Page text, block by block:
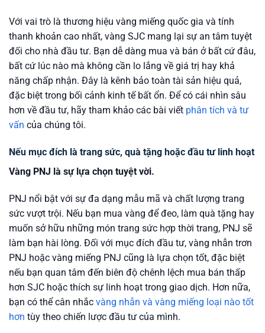
Với vai trò là thương hiệu vàng miếng quốc gia và tính
thanh khoản cao nhất, vàng SJC mang lại sự an tâm tuyệt
đối cho nhà đầu tư. Bạn dễ dàng mua và bán ở bất cứ đâu,
bất cứ lúc nào mà không cần lo lắng về giá trị hay khả
năng chấp nhận. Đây là kênh bảo toàn tài sản hiệu quả,
đặc biệt trong bối cảnh kinh tế bất ổn. Để có cái nhìn sâu
hơn về đầu tư, hãy tham khảo các bài viết phân tích và tư
vấn của chúng tôi.
Nếu mục đích là trang sức, quà tặng hoặc đầu tư linh hoạt
Vàng PNJ là sự lựa chọn tuyệt vời.
PNJ nổi bật với sự đa dạng mẫu mã và chất lượng trang
sức vượt trội. Nếu bạn mua vàng để đeo, làm quà tặng hay
muốn sở hữu những món trang sức hợp thời trang, PNJ sẽ
làm bạn hài lòng. Đối với mục đích đầu tư, vàng nhẫn trơn
PNJ hoặc vàng miếng PNJ cũng là lựa chọn tốt, đặc biệt
nếu bạn quan tâm đến biên độ chênh lệch mua bán thấp
hơn SJC hoặc thích sự linh hoạt trong giao dịch. Hơn nữa,
bạn có thể cân nhắc vàng nhẫn và vàng miếng loại nào tốt
hơn tùy theo chiến lược đầu tư của mình.